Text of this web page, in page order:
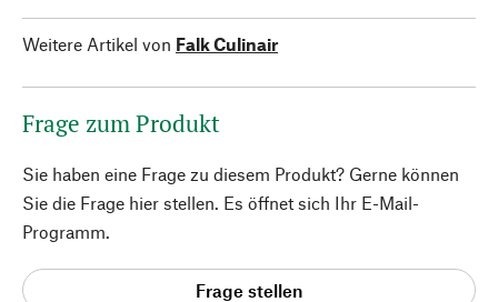
Weitere Artikel von Falk Culinair
Frage zum Produkt
Sie haben eine Frage zu diesem Produkt? Gerne können
Sie die Frage hier stellen. Es öffnet sich Ihr E-Mail-
Programm.
Frage stellen